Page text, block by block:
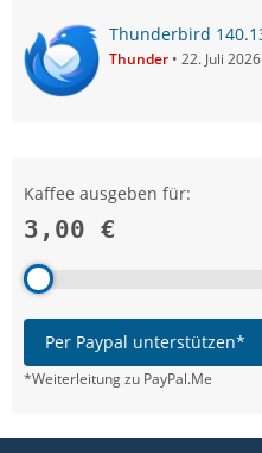
Thunderbird
Thunder 22. Juli
Kaffee ausgeben für:
3,00 €
Per Paypal unterstützen*
*Weiterleitung zu PayPal.Me